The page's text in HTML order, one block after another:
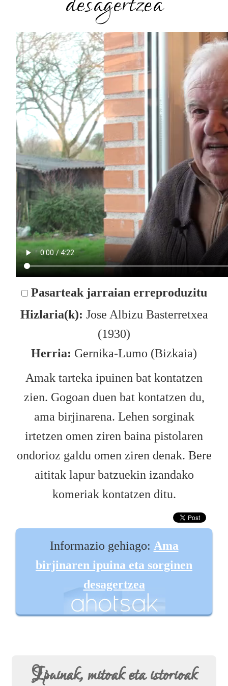
Pasarteak jarraian erreproduzitu
Hizlaria(k): Jose Albizu Basterretxea
(1930)
Herria: Gernika-Lumo (Bizkaia)
Amak tarteka ipuinen bat kontatzen
zien. Gogoan duen bat kontatzen du,
ama birjinarena. Lehen sorginak
irtetzen omen ziren baina pistolaren
ondorioz galdu omen ziren denak. Bere
aititak lapur batzuekin izandako
komeriak kontatzen ditu.
Informazio gehiago: Ama
birjinaren ipuina eta sorginen
desagertzea
Ipuinak, mitoak eta istorioak